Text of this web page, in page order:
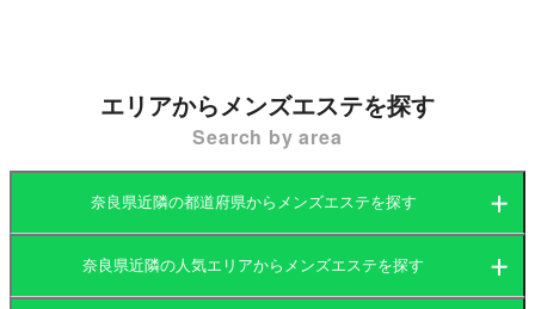
ご案内場所まで丁寧にご案内させて頂きます。
お車でお越しの場合も駐車場は完備しておりますので
ご利用くださいませ。
エリアからメンズエステを探す
Search by area
奈良県近隣の都道府県からメンズエステを探す
大阪府 京都府
奈良県近隣の人気エリアからメンズエステを探す